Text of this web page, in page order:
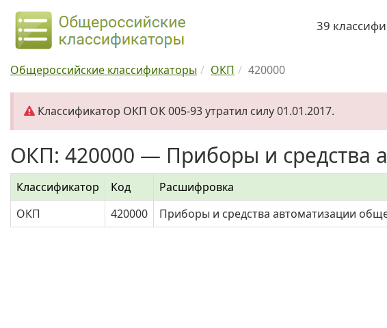
39
Общероссийские классификаторы ОКП 420000
Классификатор ОКП ОК 005-93 утратил силу 01.01.2017.
ОКП: 420000 — Приборы и средства
Классификатор Код Расшифровка
ОКП
420000 Приборы и средства автоматизации